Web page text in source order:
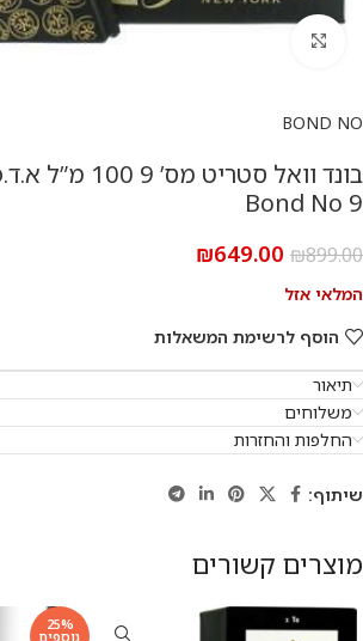
BOND NO
Bond No 9
₪899.00
₪649.00
המלאי אזל
הוסף לרשימת המשאלות
תיאור
משלוחים
החלפות והחזרות
שיתוף:
מוצרים קשורים
25%
נוספים